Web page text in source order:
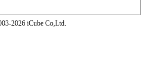
2026 iCube Co,Ltd.